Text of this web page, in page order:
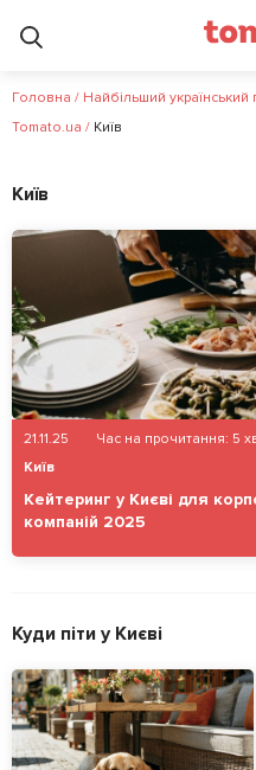
Головна / Найбільший
Tomato.ua / Київ
Київ
21.11.25 Час на прочитання: 5
Київ
Кейтеринг у Києві для
компаній 2025
Куди піти у Києві